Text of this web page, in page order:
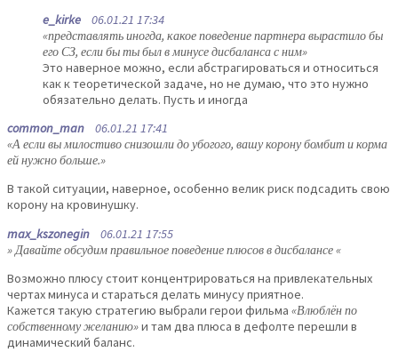
e_kirke 06.01.21 17:34
«представлять иногда, какое поведение партнера вырастило бы
его СЗ, если бы ты был в минусе дисбаланса с ним»
Это наверное можно, если абстрагироваться и относиться
как к теоретической задаче, но не думаю, что это нужно
обязательно делать. Пусть и иногда
common_man 06.01.21 17:41
«А если вы милостиво снизошли до убогого, вашу корону бомбит и корма
ей нужно больше.»
В такой ситуации, наверное, особенно велик риск подсадить свою
корону на кровинушку.
max_kszonegin 06.01.21 17:55
» Давайте обсудим правильное поведение плюсов в дисбалансе «
Возможно плюсу стоит концентрироваться на привлекательных
чертах минуса и стараться делать минусу приятное.
Кажется такую стратегию выбрали герои фильма «Влюблён по
собственному желанию»и там два плюса в дефолте перешли в
динамический баланс.